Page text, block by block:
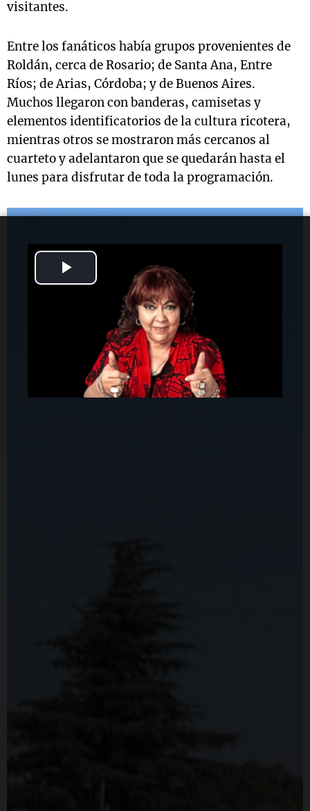
Video
visitantes.
Entre los fanáticos había grupos provenientes de
Roldán, cerca de Rosario; de Santa Ana, Entre
Ríos; de Arias, Córdoba; y de Buenos Aires.
Muchos llegaron con banderas, camisetas y
elementos identificatorios de la cultura ricotera,
mientras otros se mostraron más cercanos al
cuarteto y adelantaron que se quedarán hasta el
lunes para disfrutar de toda la programación.